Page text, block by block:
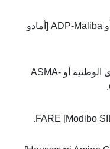
التحالف من أجل الديمقراطية والتقدم أو ADP-Maliba [أمادو
التحالف من أجل تضامن مالي بين القوى الوطنية أو ASMA-